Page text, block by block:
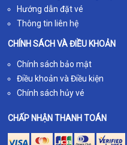
Hướng dẫn đặt vé
Thông tin liên hệ
CHÍNH SÁCH VÀ ĐIỀU KHOẢN
Chính sách bảo mật
Điều khoản và Điều kiện
Chính sách hủy vé
CHẤP NHẬN THANH TOÁN